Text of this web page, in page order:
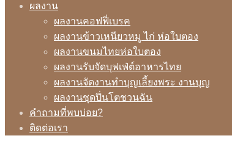
ผลงาน
ผลงานคอฟฟี่เบรค
ผลงานข้าวเหนียวหมู ไก่ ห่อใบตอง
ผลงานขนมไทยห่อใบตอง
ผลงานรับจัดบุฟเฟ่ต์อาหารไทย
ผลงานจัดงานทำบุญเลี้ยงพระ งานบุญ
ผลงานชุดปิ่นโตชวนฉัน
คำถามที่พบบ่อย?
ติดต่อเรา